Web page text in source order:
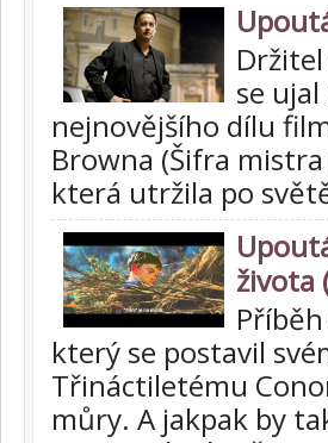
se
nejnovějšího dílu
Browna (Šifra
která utržila po
života
který se postavil
Třináctiletému
můry. A jakpak by